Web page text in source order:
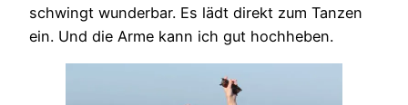
schwingt wunderbar. Es lädt direkt zum Tanzen
ein. Und die Arme kann ich gut hochheben.